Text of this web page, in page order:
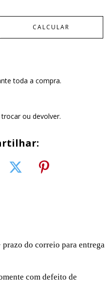
CALCULAR
toda a compra.
ou devolver.
do correio para entrega
com defeito de